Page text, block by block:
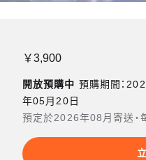
￥3,900
開放預購中 預購期間：
年05月20日
預定於2026年08月寄送・